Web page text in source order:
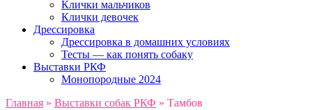
Клички мальчиков
Клички девочек
Дрессировка
Дрессировка в домашних условиях
Тесты — как понять собаку
Выставки РКФ
Монопородные 2024
Главная » Выставки собак РКФ » Тамбов